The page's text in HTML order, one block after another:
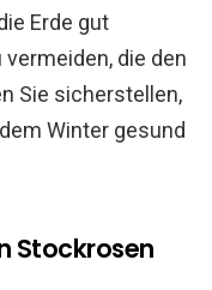
Erde gut
die den
Sie sicherstellen,
Winter gesund
Stockrosen